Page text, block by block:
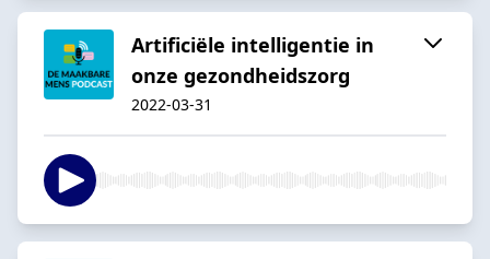
Artificiële intelligentie in
onze gezondheidszorg
2022-03-31